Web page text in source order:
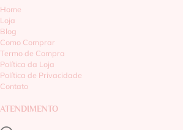
Home
Loja
Blog
Como Comprar
Termo de Compra
Política da Loja
Política de Privacidade
Contato
ATENDIMENTO